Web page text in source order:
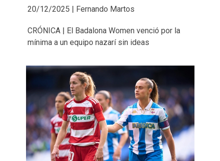
20/12/2025 | Fernando Martos
CRÓNICA | El Badalona Women venció por la
mínima a un equipo nazarí sin ideas